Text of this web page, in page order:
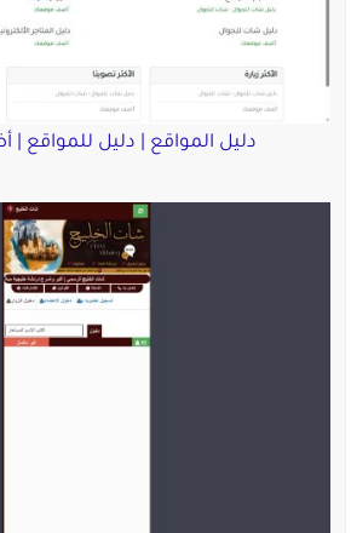
دليل المواقع | دليل